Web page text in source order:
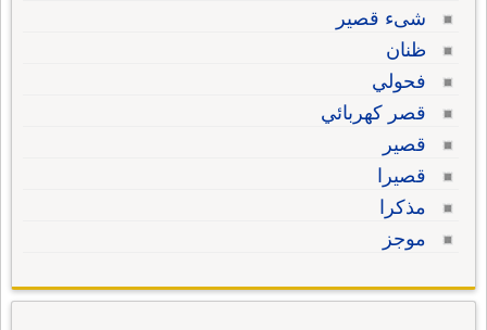
شىء قصير
ظنان
فحولي
قصر كهربائي
قصير
قصيرا
مذكرا
موجز